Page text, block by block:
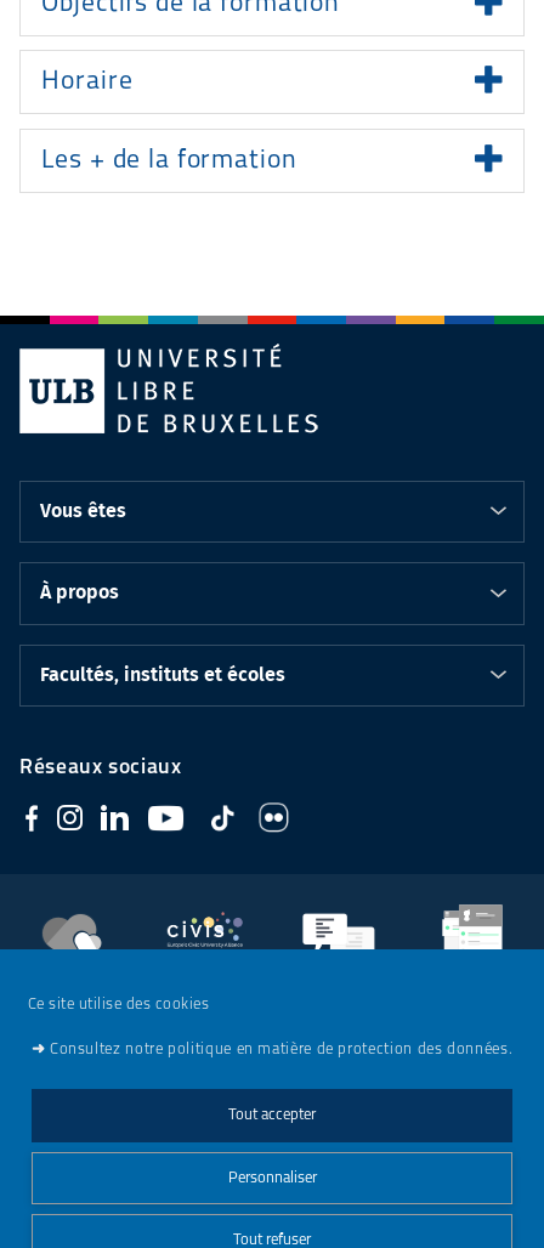
Ce site utilise des cookies
➜ Consultez notre politique en matière de protection des données.
Tout accepter
Tout refuser
Personnaliser
Horaire
Les + de la formation
Vous êtes
À propos
Facultés, instituts et écoles
Réseaux sociaux
l'Université
CIVIS
Charte de modération - Réseaux sociaux
Gestionnaire de cookies